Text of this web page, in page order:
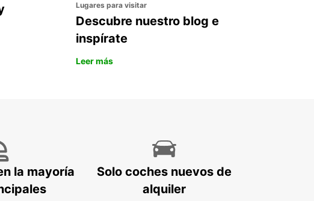
Lugares para visitar
Descubre nuestro blog e
inspírate
Leer más
la mayoría
Solo coches nuevos de
alquiler